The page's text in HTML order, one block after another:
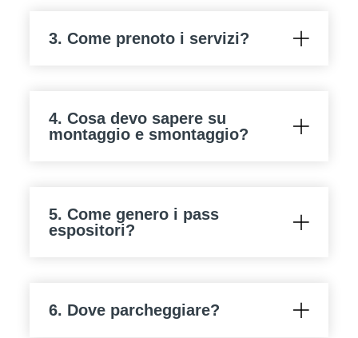
3. Come prenoto i servizi?
4. Cosa devo sapere su
montaggio e smontaggio?
5. Come genero i pass
espositori?
6. Dove parcheggiare?